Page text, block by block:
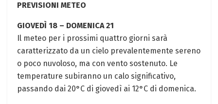
PREVISIONI METEO
GIOVEDÌ 18 – DOMENICA 21
Il meteo per i prossimi quattro giorni sarà
caratterizzato da un cielo prevalentemente sereno
o poco nuvoloso, ma con vento sostenuto. Le
temperature subiranno un calo significativo,
passando dai 20°C di giovedì ai 12°C di domenica.